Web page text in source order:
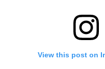
View this post on